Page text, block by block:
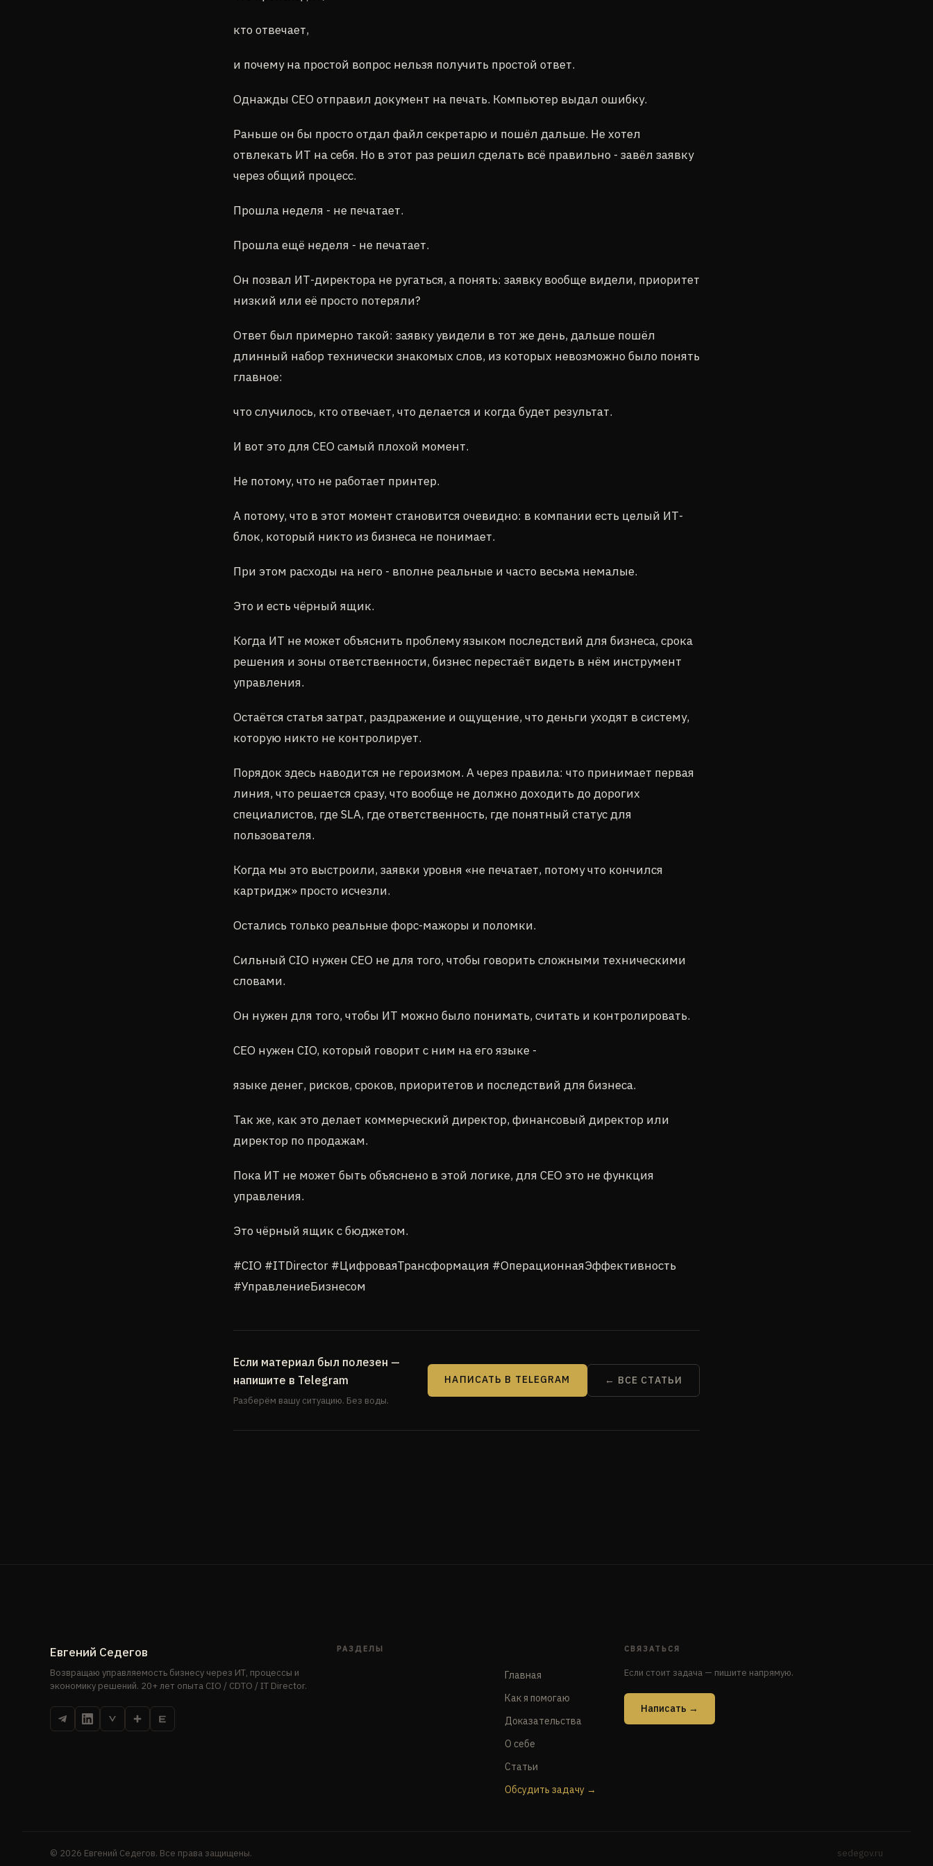
кто отвечает,
и почему на простой вопрос нельзя получить простой ответ.
Однажды CEO отправил документ на печать. Компьютер выдал ошибку.
Раньше он бы просто отдал файл секретарю и пошёл дальше. Не хотел
отвлекать ИТ на себя. Но в этот раз решил сделать всё правильно - завёл заявку
через общий процесс.
Прошла неделя - не печатает.
Прошла ещё неделя - не печатает.
Он позвал ИТ-директора не ругаться, а понять: заявку вообще видели, приоритет
низкий или её просто потеряли?
Ответ был примерно такой: заявку увидели в тот же день, дальше пошёл
длинный набор технически знакомых слов, из которых невозможно было понять
главное:
что случилось, кто отвечает, что делается и когда будет результат.
И вот это для CEO самый плохой момент.
Не потому, что не работает принтер.
А потому, что в этот момент становится очевидно: в компании есть целый ИТ-
блок, который никто из бизнеса не понимает.
При этом расходы на него - вполне реальные и часто весьма немалые.
Это и есть чёрный ящик.
Когда ИТ не может объяснить проблему языком последствий для бизнеса, срока
решения и зоны ответственности, бизнес перестаёт видеть в нём инструмент
управления.
Остаётся статья затрат, раздражение и ощущение, что деньги уходят в систему,
которую никто не контролирует.
Порядок здесь наводится не героизмом. А через правила: что принимает первая
линия, что решается сразу, что вообще не должно доходить до дорогих
специалистов, где SLA, где ответственность, где понятный статус для
пользователя.
Когда мы это выстроили, заявки уровня «не печатает, потому что кончился
картридж» просто исчезли.
Остались только реальные форс-мажоры и поломки.
Сильный CIO нужен CEO не для того, чтобы говорить сложными техническими
словами.
Он нужен для того, чтобы ИТ можно было понимать, считать и контролировать.
CEO нужен CIO, который говорит с ним на его языке -
языке денег, рисков, сроков, приоритетов и последствий для бизнеса.
Так же, как это делает коммерческий директор, финансовый директор или
директор по продажам.
Пока ИТ не может быть объяснено в этой логике, для CEO это не функция
управления.
Это чёрный ящик с бюджетом.
#CIO #ITDirector #ЦифроваяТрансформация #ОперационнаяЭффективность
#УправлениеБизнесом
Если материал был полезен —
напишите в Telegram
Разберём вашу ситуацию. Без воды.
НАПИСАТЬ В TELEGRAM ← ВСЕ СТАТЬИ
Евгений Седегов
Возвращаю управляемость бизнесу через ИТ, процессы и
экономику решений. 20+ лет опыта CIO / CDTO / IT Director.
РАЗДЕЛЫ
Главная
Как я помогаю
Доказательства
О себе
Статьи
Обсудить задачу
СВЯЗАТЬСЯ
Если стоит задача — пишите напрямую.
Написать →
© 2026 Евгений Седегов. Все права защищены. sedegov.ru